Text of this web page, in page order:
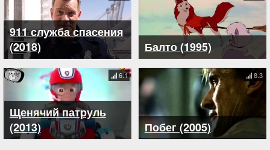
911 служба спасения
(2018)
Балто (1995)
Щенячий патруль
(2013)
6.1
Побег (2005)
8.3